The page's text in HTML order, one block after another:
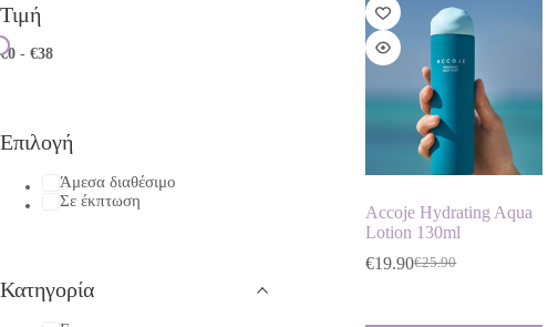
Accoje Hydrating Aqua
Lotion 130ml
€25.90
Original
€19.90Η
Τιμή
€0 - €38
Επιλογή
Άμεσα διαθέσιμο
Σε έκπτωση
Κατηγορία